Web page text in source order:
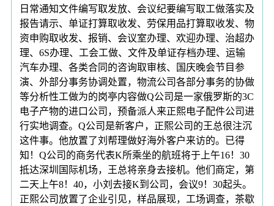
日常通知文件编写取发放、会议纪要编写取工做落实及
报告请示、单证打算取收发、劳保用品打算取收发、物
资申购取收发、报销、会议室办理、欢迎办理、治超办
理、6S办理、工会工做、文件及单证存档办理、运输
汽车办理、各类合同的咨询取审核、国庆晚会节目参
演、外部分事务协调处置，物流公司各部分事务的协做
等分析性工做为的岗亭内容做Q公司是一家俄罗斯的3C
电子产物的进口公司，预备派人来正熙电子配件公司进
行实地调查。Q公司是新客户，正熙公司的王总很注沉
这件事。他放置了刘帮理做好海外客户来访的。已得
知！Q公司的商务代表K所乘坐的航班将于上午16！30
抵达深圳国际机场，王总将亲身去接机。他们商定，第
二天上午8！40，小刘去接K到公司，会议9！30起头。
正熙公司放置了企业引见，样品展现，工场调查，茶歇